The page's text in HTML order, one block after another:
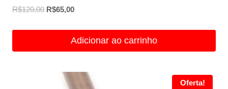
R$120,00 O
R$65,00O
é:
Adicionar ao carrinho
Oferta!